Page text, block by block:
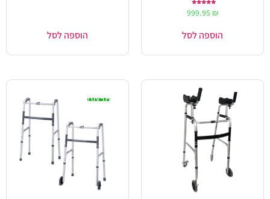
5.00
999.95 ₪
הוספה לסל הוספה לסל
מבצע!